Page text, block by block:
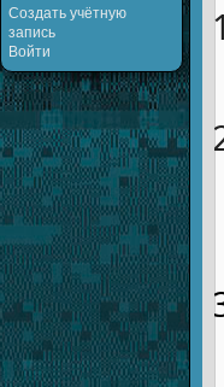
Создать учётную
запись
Войти